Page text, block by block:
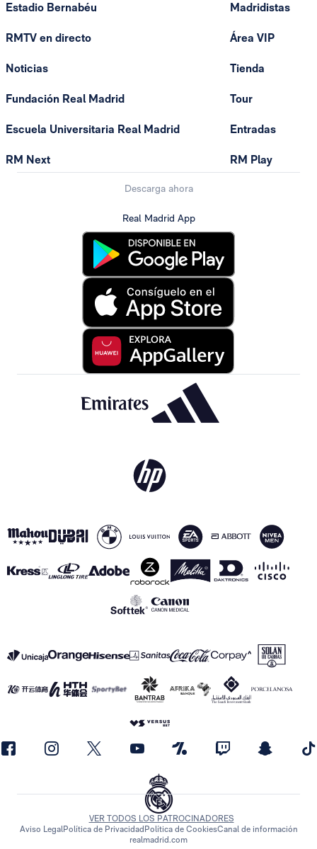
Estadio Bernabéu
RMTV en directo
Noticias
Fundación Real Madrid
Escuela Universitaria Real Madrid
RM Next
Madridistas
Área VIP
Tienda
Tour
Entradas
RM Play
Descarga ahora
Real Madrid App
VER TODOS LOS PATROCINADORES
Aviso LegalPolítica de Privacidad Política de CookiesCanal de información
realmadrid.com